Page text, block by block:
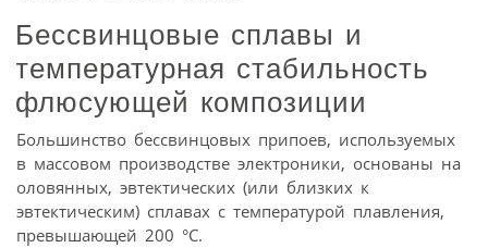
Бессвинцовые сплавы и
температурная стабильность
флюсующей композиции
Большинство бессвинцовых припоев, используемых
в массовом производстве электроники, основаны на
оловянных, эвтектических (или близких к
эвтектическим) сплавах с температурой плавления,
превышающей 200 °C.